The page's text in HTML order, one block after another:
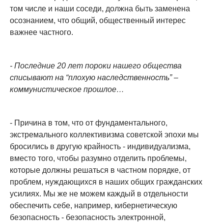
том числе и наши соседи, должна быть заменена
осознанием, что общий, общественный интерес
важнее частного.
- Последние 20 лет пороки нашего общества
списывают на “плохую наследственность” –
коммунистическое прошлое…
- Причина в том, что от фундаментального,
экстремального коллективизма советской эпохи мы
бросились в другую крайность - индивидуализма,
вместо того, чтобы разумно отделить проблемы,
которые должны решаться в частном порядке, от
проблем, нуждающихся в наших общих гражданских
усилиях. Мы же не можем каждый в отдельности
обеспечить себе, например, кибернетическую
безопасность - безопасность электронной,